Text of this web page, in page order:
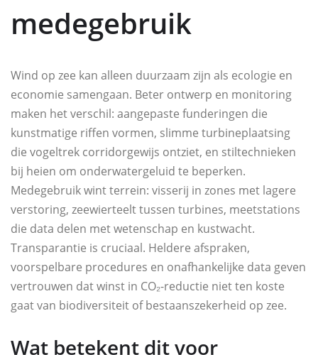
medegebruik
Wind op zee kan alleen duurzaam zijn als ecologie en
economie samengaan. Beter ontwerp en monitoring
maken het verschil: aangepaste funderingen die
kunstmatige riffen vormen, slimme turbineplaatsing
die vogeltrek corridorgewijs ontziet, en stiltechnieken
bij heien om onderwatergeluid te beperken.
Medegebruik wint terrein: visserij in zones met lagere
verstoring, zeewierteelt tussen turbines, meetstations
die data delen met wetenschap en kustwacht.
Transparantie is cruciaal. Heldere afspraken,
voorspelbare procedures en onafhankelijke data geven
vertrouwen dat winst in CO₂-reductie niet ten koste
gaat van biodiversiteit of bestaanszekerheid op zee.
Wat betekent dit voor